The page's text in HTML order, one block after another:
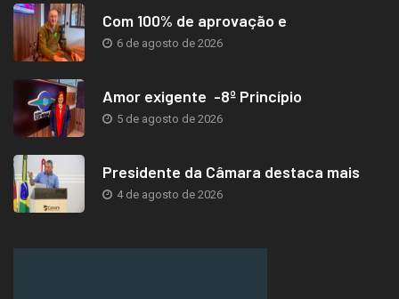
Com 100% de aprovação e
6 de agosto de 2026
Amor exigente -8º Princípio
5 de agosto de 2026
Presidente da Câmara destaca mais
4 de agosto de 2026